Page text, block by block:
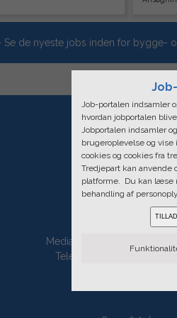
- Se de nyeste jobs inden for bygge-
Mediaxpress, Bredgade 36.
Telefontider: Mandag -
Job-portalen indsamler
hvordan jobportalen
Jobportalen indsamler
brugeroplevelse og
cookies og cookies fra
Tredjepart kan anvende
platforme. Du kan læse
behandling af